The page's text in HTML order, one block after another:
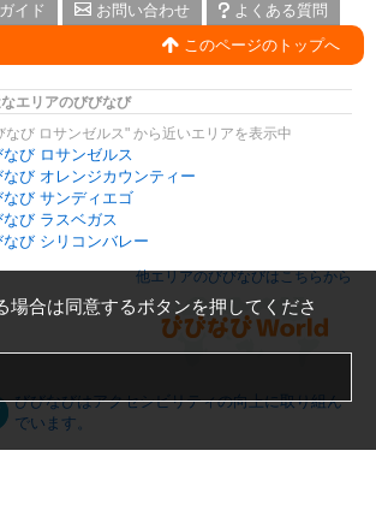
イド お問い合わせ
よくある質問
このページのトップへ
エリアのびびなび
なび ロサンゼルス" から近いエリアを表示中
なび ロサンゼルス
なび オレンジカウンティー
なび サンディエゴ
なび ラスベガス
なび シリコンバレー
他エリアのびびなびはこちらから
びびなびはアクセシビリティの向上に取り組ん
でいます。
合は同意するボタンを押してくださ